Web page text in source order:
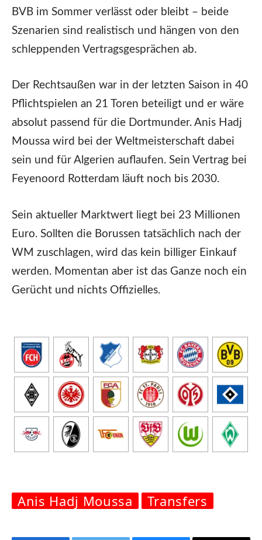
BVB im Sommer verlässt oder bleibt – beide
Szenarien sind realistisch und hängen von den
schleppenden Vertragsgesprächen ab.
Der Rechtsaußen war in der letzten Saison in 40
Pflichtspielen an 21 Toren beteiligt und er wäre
absolut passend für die Dortmunder. Anis Hadj
Moussa wird bei der Weltmeisterschaft dabei
sein und für Algerien auflaufen. Sein Vertrag bei
Feyenoord Rotterdam läuft noch bis 2030.
Sein aktueller Marktwert liegt bei 23 Millionen
Euro. Sollten die Borussen tatsächlich nach der
WM zuschlagen, wird das kein billiger Einkauf
werden. Momentan aber ist das Ganze noch ein
Gerücht und nichts Offizielles.
Anis Hadj Moussa Transfers